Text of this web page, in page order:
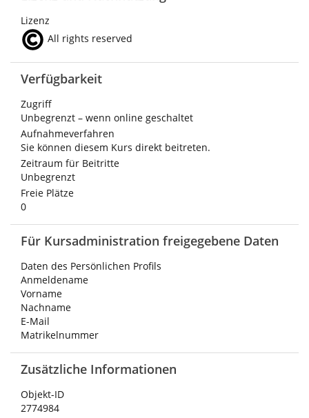
Lizenz
All rights reserved
Verfügbarkeit
Zugriff
Unbegrenzt – wenn online geschaltet
Aufnahmeverfahren
Sie können diesem Kurs direkt beitreten.
Zeitraum für Beitritte
Unbegrenzt
Freie Plätze
0
Für Kursadministration freigegebene Daten
Daten des Persönlichen Profils
Anmeldename
Vorname
Nachname
E-Mail
Matrikelnummer
Zusätzliche Informationen
Objekt-ID
2774984